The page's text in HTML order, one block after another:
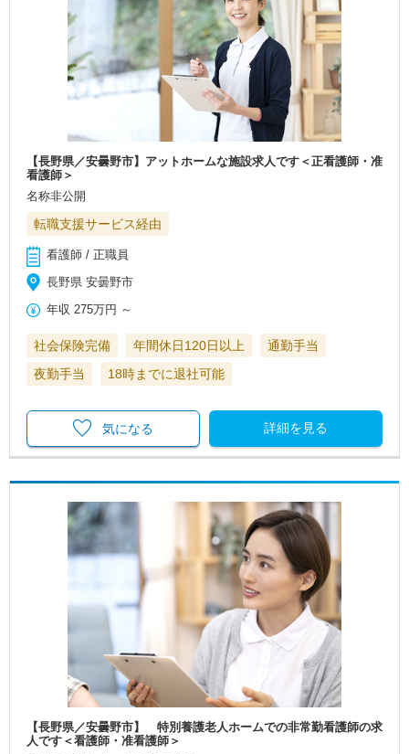
【長野県／安曇野市】アットホームな施設求人です＜正看護師・准
看護師＞
名称非公開
転職支援サービス経由
看護師 / 正職員
長野県 安曇野市
年収 275万円 ～
社会保険完備 年間休日120日以上
通勤手当
夜勤手当
18時までに退社可能
詳細を見る
気になる
【長野県／安曇野市】 特別養護老人ホームでの非常勤看護師の求
人です＜看護師・准看護師＞